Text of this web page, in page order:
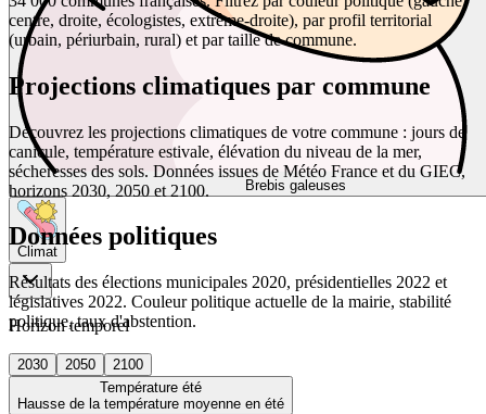
Brebis galeuses
Climat
Horizon temporel
2030 2050
2100
Température été
Hausse de la température moyenne en été
centre, droite, écologistes, extrême-droite), par profil territorial
(urbain, périurbain, rural) et par taille de commune.
Projections climatiques par commune
Découvrez les projections climatiques de votre commune : jours de
canicule, température estivale, élévation du niveau de la mer,
sécheresses des sols. Données issues de Météo France et du GIEC,
horizons 2030, 2050 et 2100.
Données politiques
Résultats des élections municipales 2020, présidentielles 2022 et
législatives 2022. Couleur politique actuelle de la mairie, stabilité
politique, taux d'abstention.